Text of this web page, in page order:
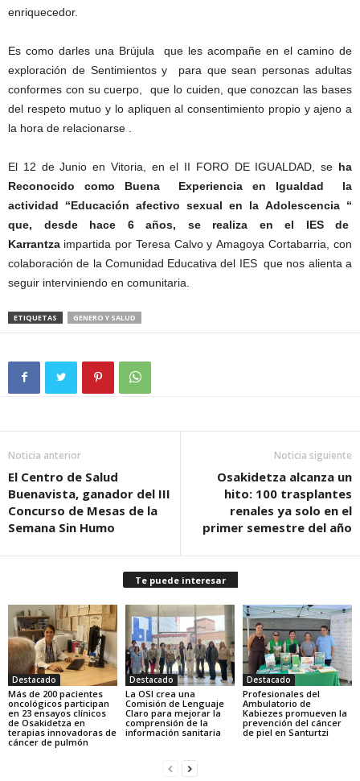
enriquecedor.
Es como darles una Brújula que les acompañe en el camino de
exploración de Sentimientos y para que sean personas adultas
conformes con su cuerpo, que lo cuiden, que conozcan las bases
del respeto mutuo y lo apliquen al consentimiento propio y ajeno a
la hora de relacionarse .
El 12 de Junio en Vitoria, en el II FORO DE IGUALDAD, se ha
Reconocido como Buena Experiencia en Igualdad la
actividad “Educación afectivo sexual en la Adolescencia “
que, desde hace 6 años, se realiza en el IES de
Karrantza impartida por Teresa Calvo y Amagoya Cortabarria, con
colaboración de la Comunidad Educativa del IES que nos alienta a
seguir interviniendo en comunitaria.
ETIQUETAS GENERO Y SALUD
Noticia anterior
El Centro de Salud
Buenavista, ganador del III
Concurso de Mesas de la
Semana Sin Humo
Noticia siguiente
Osakidetza alcanza un
hito: 100 trasplantes
renales ya solo en el
primer semestre del año
Te puede interesar
Destacado
Más de 200 pacientes
oncológicos participan
en 23 ensayos clínicos
de Osakidetza en
terapias innovadoras de
cáncer de pulmón
Destacado
La OSI crea una
Comisión de Lenguaje
Claro para mejorar la
comprensión de la
información sanitaria
Destacado
Profesionales del
Ambulatorio de
Kabiezes promueven la
prevención del cáncer
de piel en Santurtzi